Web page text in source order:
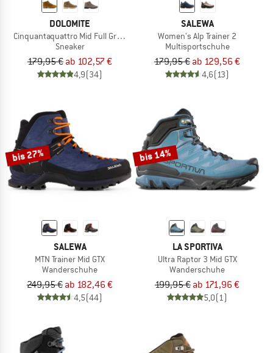
DOLOMITE
Cinquantaquattro Mid Full Grain Leather Evo
Sneaker
179,95 € ab 102,57 €
4,9(34)
SALEWA
Women's Alp Trainer 2
Multisportschuhe
179,95 € ab 129,56 €
4,6(13)
bis 27%
SALEWA
MTN Trainer Mid GTX
Wanderschuhe
249,95 € ab 182,46 €
4,5(44)
bis 14%
LA SPORTIVA
Ultra Raptor 3 Mid GTX
Wanderschuhe
199,95 € ab 171,96 €
5,0(1)